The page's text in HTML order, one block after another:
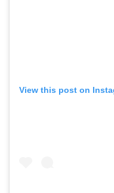
View this post on